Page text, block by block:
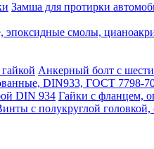
Замша для протирки
эпоксидные смолы,
Анкерный болт с
DIN933, ГОСТ 7798-
DIN 934 Гайки с фланцем,
с полукруглой